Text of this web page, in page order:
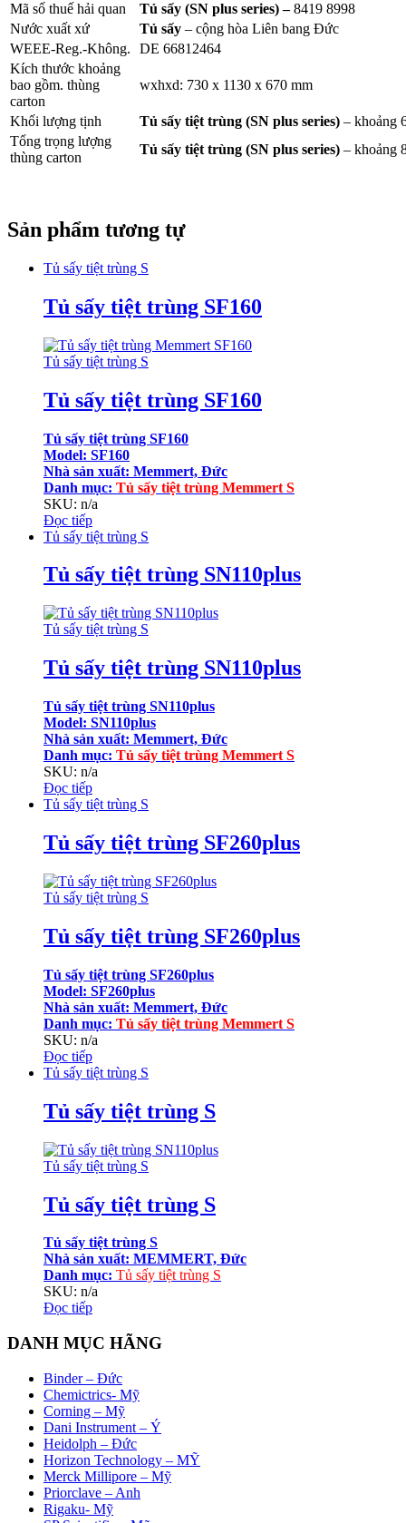
Mã số thuế hải quan
Tủ sấy (SN plus series) –8419 8998
Nước xuất xứ
Tủ sấy – cộng hòa Liên bang Đức
WEEE-Reg.-Không.
DE 66812464
Kích thước khoảng
bao gồm. thùng
carton
wxhxd: 730 x 1130 x 670 mm
Khối lượng tịnh Tủ sấy tiệt trùng (SN plus series) – khoảng
Tổng trọng lượng
thùng carton
Tủ sấy tiệt trùng (SN plus series) – khoảng
Sản phẩm tương tự
Tủ sấy tiệt trùng S
Tủ sấy tiệt trùng SF160
Tủ sấy tiệt trùng S
Tủ sấy tiệt trùng SF160
Tủ sấy tiệt trùng SF160
Model: SF160
Nhà sản xuất: Memmert, Đức
Danh mục: Tủ sấy tiệt trùng Memmert S
SKU: n/a
Đọc tiếp
Tủ sấy tiệt trùng S
Tủ sấy tiệt trùng SN110plus
Tủ sấy tiệt trùng S
Tủ sấy tiệt trùng SN110plus
Tủ sấy tiệt trùng SN110plus
Model: SN110plus
Nhà sản xuất: Memmert, Đức
Danh mục: Tủ sấy tiệt trùng Memmert S
SKU: n/a
Đọc tiếp
Tủ sấy tiệt trùng S
Tủ sấy tiệt trùng SF260plus
Tủ sấy tiệt trùng S
Tủ sấy tiệt trùng SF260plus
Tủ sấy tiệt trùng SF260plus
Model: SF260plus
Nhà sản xuất: Memmert, Đức
Danh mục: Tủ sấy tiệt trùng Memmert S
SKU: n/a
Đọc tiếp
Tủ sấy tiệt trùng S
Tủ sấy tiệt trùng S
Tủ sấy tiệt trùng S
Tủ sấy tiệt trùng S
Tủ sấy tiệt trùng S
Nhà sản xuất: MEMMERT, Đức
Danh mục: Tủ sấy tiệt trùng S
SKU: n/a
Đọc tiếp
DANH MỤC HÃNG
Binder – Đức
Chemictrics- Mỹ
Corning – Mỹ
Dani Instrument – Ý
Heidolph – Đức
Horizon Technology – MỸ
Merck Millipore – Mỹ
Priorclave – Anh
Rigaku- Mỹ